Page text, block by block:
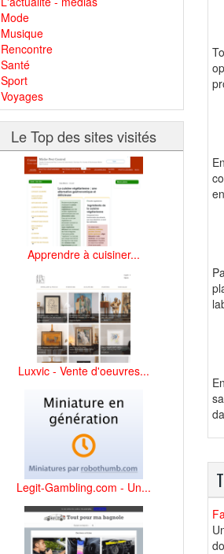
Mode
Musique
Rencontre
Santé
Sport
Voyages
Le Top des sites visités
Apprendre à cuisiner...
Luxvic - Vente d'oeuvres...
Legit-Gambling.com - Un...